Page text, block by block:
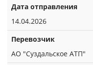
Дата отправления
14.04.2026
Перевозчик
АО "Суздальское АТП"